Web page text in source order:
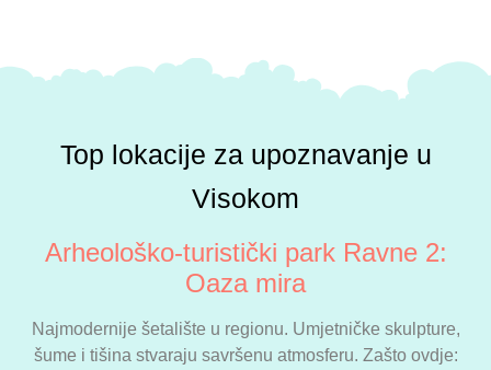
Top lokacije za upoznavanje u
Visokom
Arheološko-turistički park Ravne 2:
Oaza mira
Najmodernije šetalište u regionu. Umjetničke skulpture,
šume i tišina stvaraju savršenu atmosferu. Zašto ovdje: